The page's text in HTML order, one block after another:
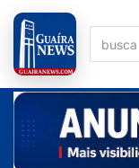
Pular
para
o
conteúdo